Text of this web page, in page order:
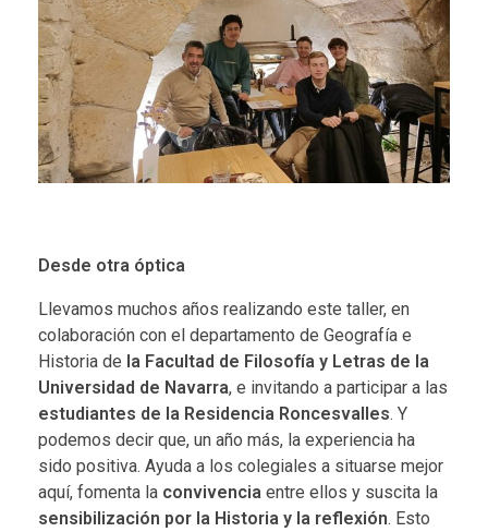
Desde otra óptica
Llevamos muchos años realizando este taller, en
colaboración con el departamento de Geografía e
Historia de la Facultad de Filosofía y Letras de la
Universidad de Navarra, e invitando a participar a las
estudiantes de la Residencia Roncesvalles. Y
podemos decir que, un año más, la experiencia ha
sido positiva. Ayuda a los colegiales a situarse mejor
aquí, fomenta la convivencia entre ellos y suscita la
sensibilización por la Historia y la reflexión. Esto